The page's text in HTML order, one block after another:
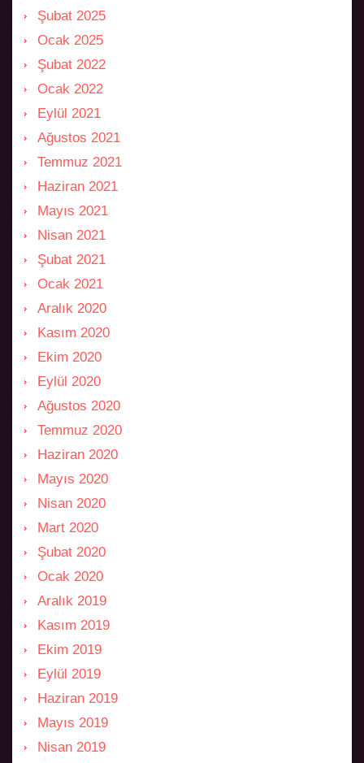
Şubat 2025
Ocak 2025
Şubat 2022
Ocak 2022
Eylül 2021
Ağustos 2021
Temmuz 2021
Haziran 2021
Mayıs 2021
Nisan 2021
Şubat 2021
Ocak 2021
Aralık 2020
Kasım 2020
Ekim 2020
Eylül 2020
Ağustos 2020
Temmuz 2020
Haziran 2020
Mayıs 2020
Nisan 2020
Mart 2020
Şubat 2020
Ocak 2020
Aralık 2019
Kasım 2019
Ekim 2019
Eylül 2019
Haziran 2019
Mayıs 2019
Nisan 2019